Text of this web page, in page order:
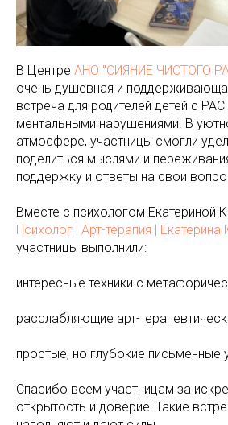
В Центре АНО "СИЯНИЕ ЧИСТОГО
очень душевная и
встреча для родителей детей с РАС
ментальными нарушениями. В
атмосфере, участницы смогли
поделиться мыслями и
поддержку и ответы на свои
Вместе с психологом Екатериной
Психолог | Арт-терапия |
участницы выполнили:
интересные техники с
расслабляющие арт-
простые, но глубокие письменные
Спасибо всем участницам за
открытость и доверие! Такие